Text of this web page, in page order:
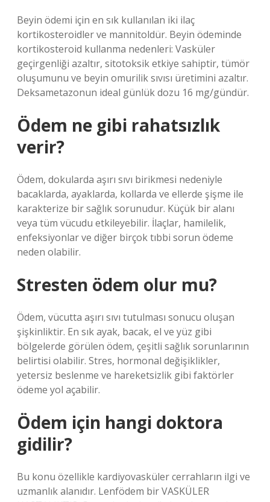
Beyin ödemi için en sık kullanılan iki ilaç
kortikosteroidler ve mannitoldür. Beyin ödeminde
kortikosteroid kullanma nedenleri: Vasküler
geçirgenliği azaltır, sitotoksik etkiye sahiptir, tümör
oluşumunu ve beyin omurilik sıvısı üretimini azaltır.
Deksametazonun ideal günlük dozu 16 mg/gündür.
Ödem ne gibi rahatsızlık
verir?
Ödem, dokularda aşırı sıvı birikmesi nedeniyle
bacaklarda, ayaklarda, kollarda ve ellerde şişme ile
karakterize bir sağlık sorunudur. Küçük bir alanı
veya tüm vücudu etkileyebilir. İlaçlar, hamilelik,
enfeksiyonlar ve diğer birçok tıbbi sorun ödeme
neden olabilir.
Stresten ödem olur mu?
Ödem, vücutta aşırı sıvı tutulması sonucu oluşan
şişkinliktir. En sık ayak, bacak, el ve yüz gibi
bölgelerde görülen ödem, çeşitli sağlık sorunlarının
belirtisi olabilir. Stres, hormonal değişiklikler,
yetersiz beslenme ve hareketsizlik gibi faktörler
ödeme yol açabilir.
Ödem için hangi doktora
gidilir?
Bu konu özellikle kardiyovasküler cerrahların ilgi ve
uzmanlık alanıdır. Lenfödem bir VASKÜLER